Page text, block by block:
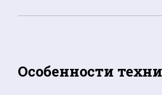
Особенности